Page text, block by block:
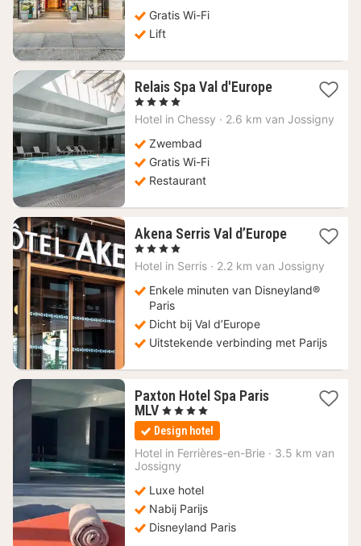
€
Gratis Wi-Fi
Lift
Relais Spa Val d'Europe1
vanaf
, 4 Sterren
Hotel in Chessy · 2.6 km van Jossigny
Zwembad
Gratis Wi-Fi
Restaurant
Akena Serris Val d’Europe1
vanaf
121,50
€
, 4 Sterren
Hotel in Serris · 2.2 km van Jossigny
Enkele minuten van Disneyland®
Paris
Dicht bij Val d’Europe
Uitstekende verbinding met Parijs
Paxton Hotel Spa Paris
MLV 1
nacht
vanaf
151,80
€
, 4 Sterren
Design hotel
Hotel in Ferrières-en-Brie · 3.5 km van
Jossigny
Luxe hotel
Nabij Parijs
Disneyland Paris